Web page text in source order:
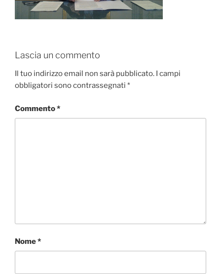
Lascia un commento
Il tuo indirizzo email non sarà pubblicato. I campi
obbligatori sono contrassegnati *
Commento*
Nome*